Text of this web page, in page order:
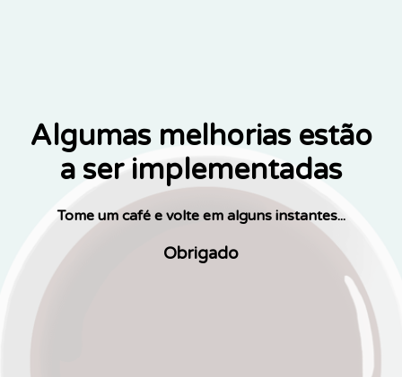
Algumas melhorias estão
a ser implementadas
Tome um café e volte em alguns instantes...
Obrigado